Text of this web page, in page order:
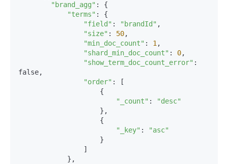
"brand_agg" : {
"terms" : {
"field" : "brandId" ,
"size" : 50,
"min_doc_count" : 1 ,
"shard_min_doc_count" : 0,
"show_term_doc_count_error" :
false,
"order" : [
"_count" :
"desc"
"_key" :
"asc"